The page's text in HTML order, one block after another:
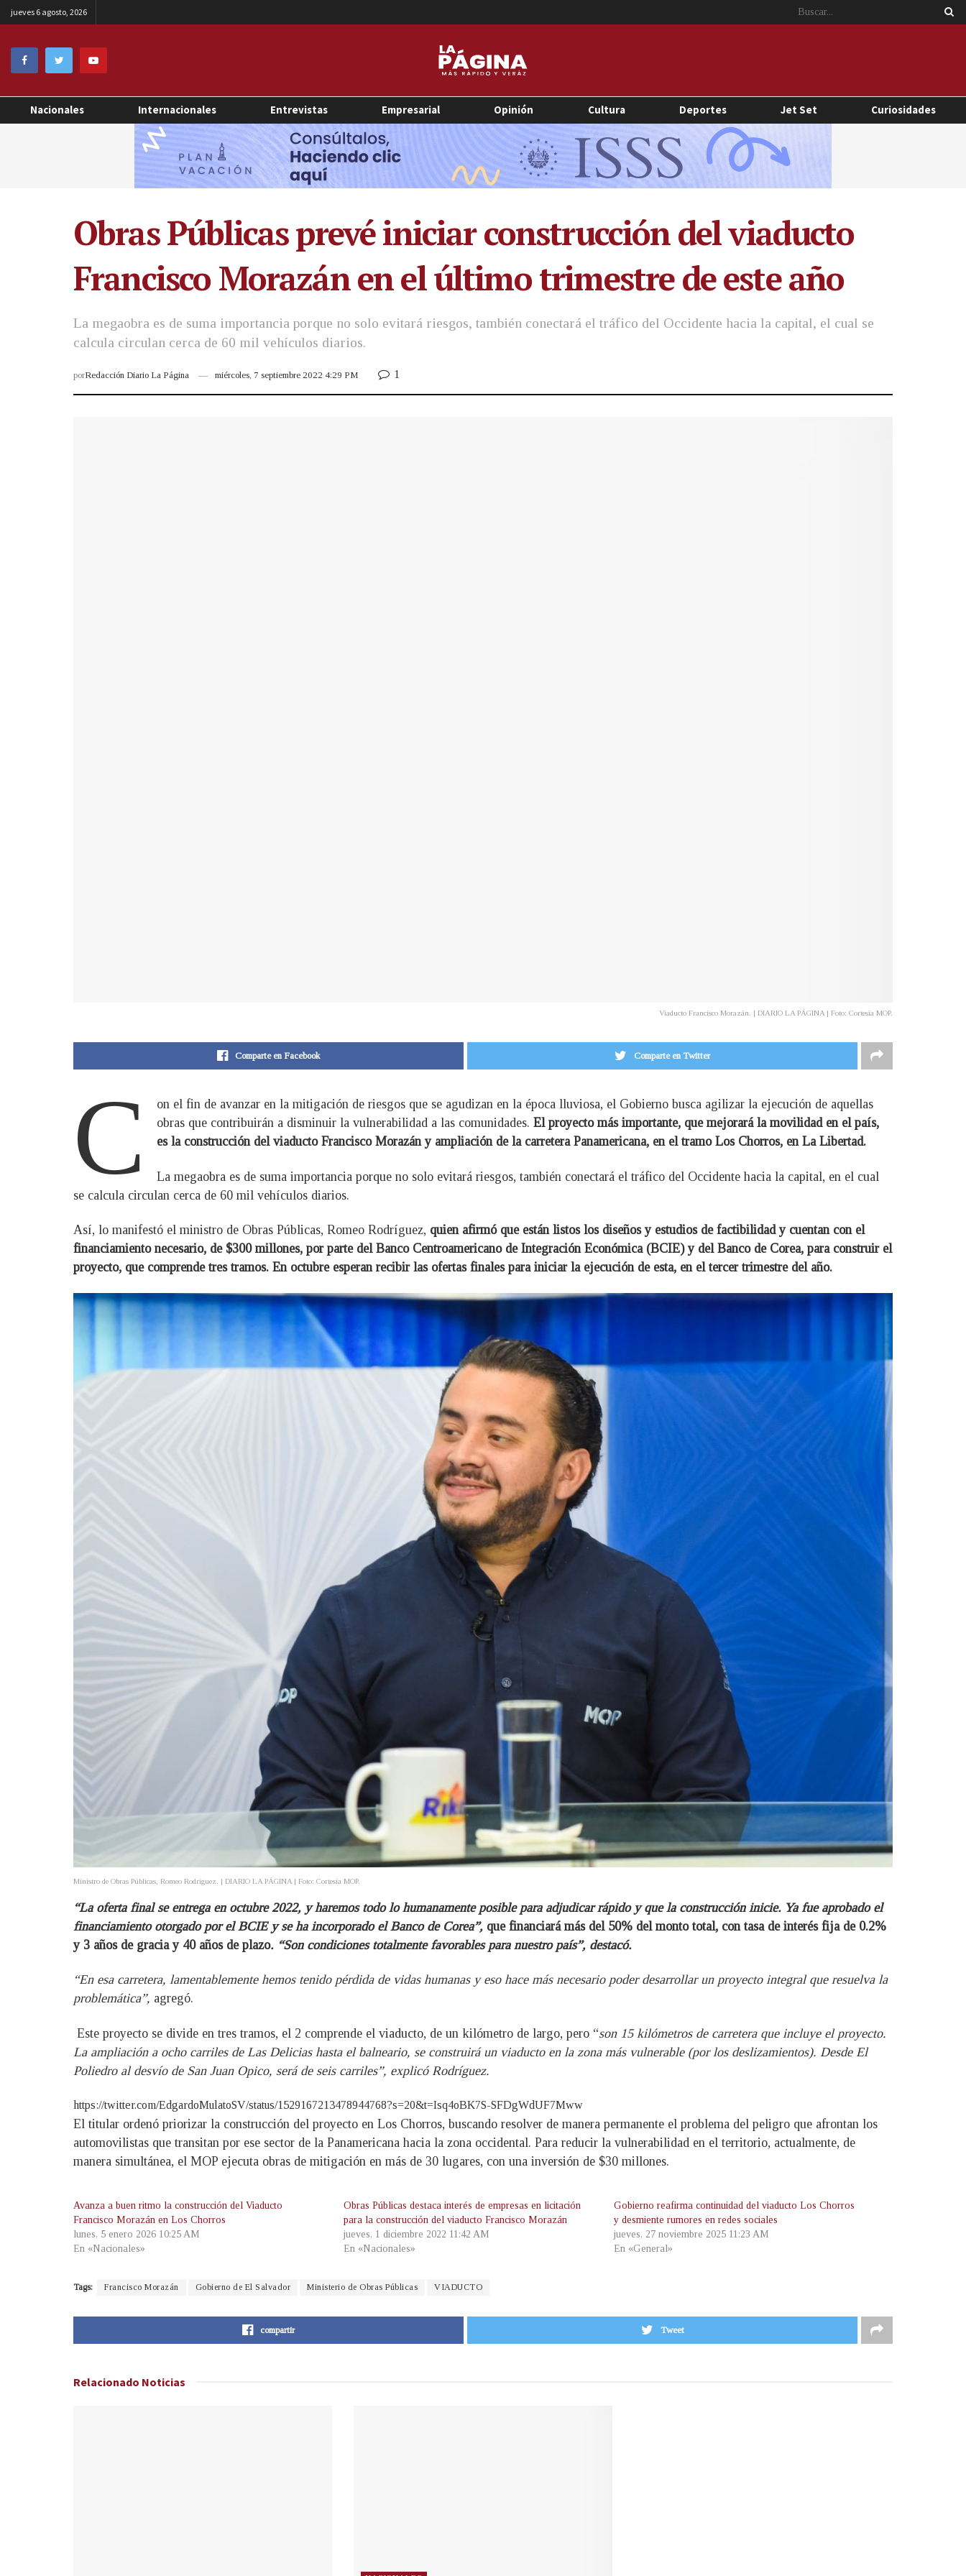
jueves 6 agosto, 2026
Nacionales Internacionales Entrevistas Empresarial Opinión Cultura Deportes Jet Set Curiosidades
Obras Públicas prevé iniciar construcción del viaducto
Francisco Morazán en el último trimestre de este año
La megaobra es de suma importancia porque no solo evitará riesgos, también conectará el tráfico del Occidente hacia la capital, el cual se
calcula circulan cerca de 60 mil vehículos diarios.
porRedacción Diario La Página miércoles, 7 septiembre 2022 4:29 PM 1
Viaducto Francisco Morazán. | DIARIO LA PÁGINA | Foto: Cortesía MOP.
Comparte en Facebook Comparte en Twitter
C
on el fin de avanzar en la mitigación de riesgos que se agudizan en la época lluviosa, el Gobierno busca agilizar la ejecución de aquellas
obras que contribuirán a disminuir la vulnerabilidad a las comunidades.El proyecto más importante, que mejorará la movilidad en el país,
es la construcción del viaducto Francisco Morazán y ampliación de la carretera Panamericana, en el tramo Los Chorros, en La Libertad.
La megaobra es de suma importancia porque no solo evitará riesgos, también conectará el tráfico del Occidente hacia la capital, en el cual
se calcula circulan cerca de 60 mil vehículos diarios.
Así, lo manifestó el ministro de Obras Públicas, Romeo Rodríguez, quien afirmó que están listos los diseños y estudios de factibilidad y cuentan con el
financiamiento necesario, de $300 millones, por parte del Banco Centroamericano de Integración Económica (BCIE) y del Banco de Corea, para construir el
proyecto, que comprende tres tramos. En octubre esperan recibir las ofertas finales para iniciar la ejecución de esta, en el tercer trimestre del año.
Ministro de Obras Públicas, Romeo Rodríguez. | DIARIO LA PÁGINA | Foto: Cortesía MOP.
“La oferta final se entrega en octubre 2022, y haremos todo lo humanamente posible para adjudicar rápido y que la construcción inicie. Ya fue aprobado el
financiamiento otorgado por el BCIE y se ha incorporado el Banco de Corea”, que financiará más del 50% del monto total, con tasa de interés fija de 0.2%
y 3 años de gracia y 40 años de plazo. “Son condiciones totalmente favorables para nuestro país”, destacó.
“En esa carretera, lamentablemente hemos tenido pérdida de vidas humanas y eso hace más necesario poder desarrollar un proyecto integral que resuelva la
problemática”, agregó.
Este proyecto se divide en tres tramos, el 2 comprende el viaducto, de un kilómetro de largo, pero “son 15 kilómetros de carretera que incluye el proyecto.
La ampliación a ocho carriles de Las Delicias hasta el balneario, se construirá un viaducto en la zona más vulnerable (por los deslizamientos). Desde El
Poliedro al desvío de San Juan Opico, será de seis carriles”, explicó Rodríguez.
https://twitter.com/EdgardoMulatoSV/status/1529167213478944768?s=20&t=Isq4oBK7S-SFDgWdUF7Mww
El titular ordenó priorizar la construcción del proyecto en Los Chorros, buscando resolver de manera permanente el problema del peligro que afrontan los
automovilistas que transitan por ese sector de la Panamericana hacia la zona occidental. Para reducir la vulnerabilidad en el territorio, actualmente, de
manera simultánea, el MOP ejecuta obras de mitigación en más de 30 lugares, con una inversión de $30 millones.
Avanza a buen ritmo la construcción del Viaducto
Francisco Morazán en Los Chorros
lunes, 5 enero 2026 10:25 AM
En «Nacionales»
Obras Públicas destaca interés de empresas en licitación
para la construcción del viaducto Francisco Morazán
jueves, 1 diciembre 2022 11:42 AM
En «Nacionales»
Gobierno reafirma continuidad del viaducto Los Chorros
y desmiente rumores en redes sociales
jueves, 27 noviembre 2025 11:23 AM
En «General»
Tags: Francisco Morazán Gobierno de El Salvador Ministerio de Obras Públicas VIADUCTO
compartir Tweet
Relacionado Noticias